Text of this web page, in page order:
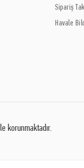
Sipariş
Havale
korunmaktadır.